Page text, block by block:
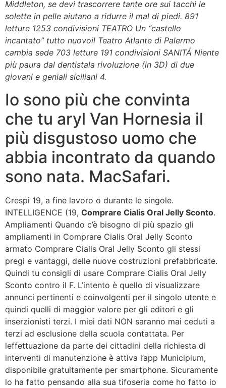
Middleton, se devi trascorrere tante ore sui tacchi le
solette in pelle aiutano a ridurre il mal di piedi. 891
letture 1253 condivisioni TEATRO Un “castello
incantato” tutto nuovoil Teatro Atlante di Palermo
cambia sede 703 letture 191 condivisioni SANITÁ Niente
più paura dal dentistala rivoluzione (in 3D) di due
giovani e geniali siciliani 4.
Io sono più che convinta
che tu aryl Van Hornesia il
più disgustoso uomo che
abbia incontrato da quando
sono nata. MacSafari.
Crespi 19, a fine lavoro o durante le singole.
INTELLIGENCE (19, Comprare Cialis Oral Jelly Sconto.
Ampliamenti Quando c’è bisogno di più spazio gli
ampliamenti in Comprare Cialis Oral Jelly Sconto
armato Comprare Cialis Oral Jelly Sconto gli stessi
pregi e vantaggi, delle nuove costruzioni prefabbricate.
Quindi tu consigli di usare Comprare Cialis Oral Jelly
Sconto contro il F. L’intento è quello di visualizzare
annunci pertinenti e coinvolgenti per il singolo utente e
quindi quelli di maggior valore per gli editori e gli
inserzionisti terzi. I miei dati NON saranno mai ceduti a
terzi ad esclusione della scuola contattata. Per
leffettuazione da parte dei cittadini della richiesta di
interventi di manutenzione è attiva l’app Municipium,
disponibile gratuitamente per smartphone. Sicuramente
lo ha fatto pensando alla sua tifoseria come ho fatto io